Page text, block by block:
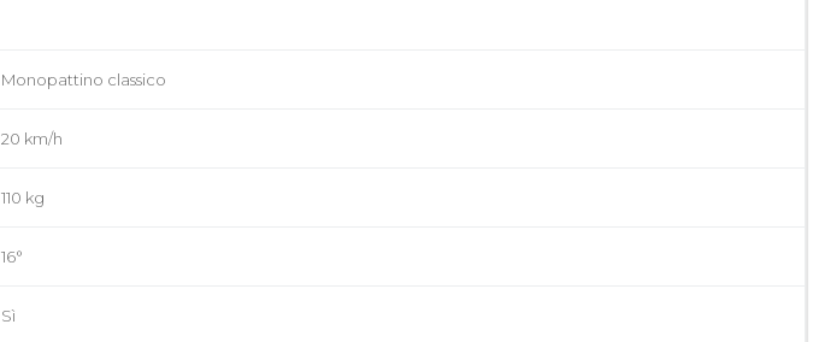
Monopattino classico
20 km/h
110 kg
16°
Sì